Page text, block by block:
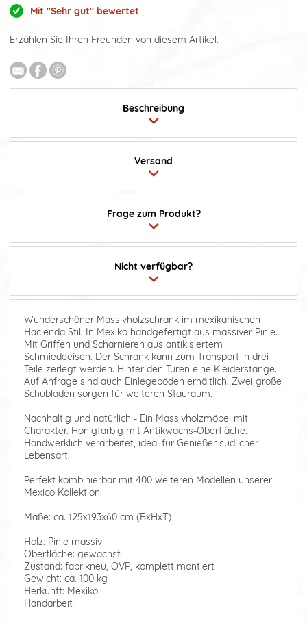
Mit "Sehr gut" bewertet
Erzählen Sie Ihren Freunden von diesem Artikel:
Beschreibung
Frage zum Produkt?
Versand
Nicht verfügbar?
Wunderschöner Massivholzschrank im mexikanischen
Hacienda Stil. In Mexiko handgefertigt aus massiver Pinie.
Mit Griffen und Scharnieren aus antikisiertem
Schmiedeeisen. Der Schrank kann zum Transport in drei
Teile zerlegt werden. Hinter den Türen eine Kleiderstange.
Auf Anfrage sind auch Einlegeböden erhältlich. Zwei große
Schubladen sorgen für weiteren Stauraum.
Nachhaltig und natürlich - Ein Massivholzmöbel mit
Charakter. Honigfarbig mit Antikwachs-Oberfläche.
Handwerklich verarbeitet, ideal für Genießer südlicher
Lebensart.
Perfekt kombinierbar mit 400 weiteren Modellen unserer
Mexico Kollektion.
Maße: ca. 125x193x60 cm (BxHxT)
Holz: Pinie massiv
Oberfläche: gewachst
Zustand: fabrikneu, OVP, komplett montiert
Gewicht: ca. 100 kg
Herkunft: Mexiko
Handarbeit